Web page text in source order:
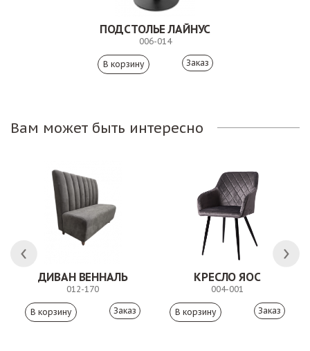
ПОДСТОЛЬЕ ЛАЙНУС
006-014
Заказ
Вам может быть интересно
ДИВАН ВЕННАЛЬ
012-170
Заказ
КРЕСЛО ЯОС
004-001
Заказ